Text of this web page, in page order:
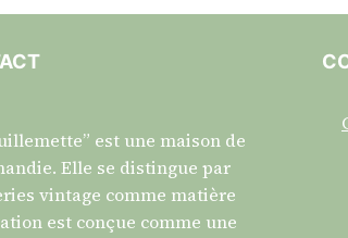
est une maison de
Elle se distingue par
vintage comme matière
est conçue comme une